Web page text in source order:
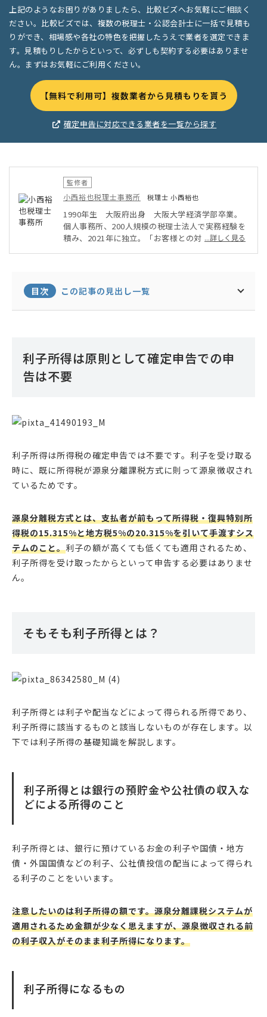
上記のようなお困りがありましたら、比較ビズへお気軽にご相談く
ださい。比較ビズでは、複数の税理士・公認会計士に一括で見積も
りができ、相場感や各社の特色を把握したうえで業者を選定できま
す。見積もりしたからといって、必ずしも契約する必要はありませ
ん。まずはお気軽にご利用ください。
【無料で利用可】複数業者から見積もりを貰う
確定申告に対応できる業者を一覧から探す
監修者
小西裕也税理士事務所 税理士 小西裕也
1990年生 大阪府出身 大阪大学経済学部卒業。
個人事務所、200人規模の税理士法人で実務経験を
積み、2021年に独立。「お客様との対話を大事に
ライアントは全国に。
...詳しく見る
目次 この記事の見出し一覧
利子所得は原則として確定申告での申
告は不要
利子所得は所得税の確定申告では不要です。利子を受け取る
時に、既に所得税が源泉分離課税方式に則って源泉徴収され
ているためです。
源泉分離税方式とは、支払者が前もって所得税・復興特別所
得税の15.315%と地方税5%の20.315%を引いて手渡すシス
テムのこと。利子の額が高くても低くても適用されるため、
利子所得を受け取ったからといって申告する必要はありませ
ん。
そもそも利子所得とは？
利子所得とは利子や配当などによって得られる所得であり、
利子所得に該当するものと該当しないものが存在します。以
下では利子所得の基礎知識を解説します。
利子所得とは銀行の預貯金や公社債の収入な
どによる所得のこと
利子所得とは、銀行に預けているお金の利子や国債・地方
債・外国国債などの利子、公社債投信の配当によって得られ
る利子のことをいいます。
注意したいのは利子所得の額です。源泉分離課税システムが
適用されるため金額が少なく思えますが、源泉徴収される前
の利子収入がそのまま利子所得になります。
利子所得になるもの